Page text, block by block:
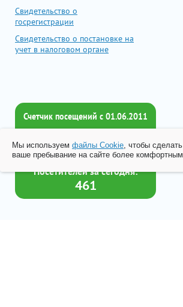
Свидетельство о
госрегистрации
Свидетельство о постановке на
учет в налоговом органе
Счетчик посещений c 01.06.2011
Всего посетителей:
2017387
Посетителей за сегодня:
461
Мы используем файлы Cookie, чтобы сделать
ваше пребывание на сайте более комфортным